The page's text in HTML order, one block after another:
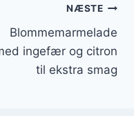
NÆSTE
Blommemarmelade
ingefær og citron
til ekstra smag